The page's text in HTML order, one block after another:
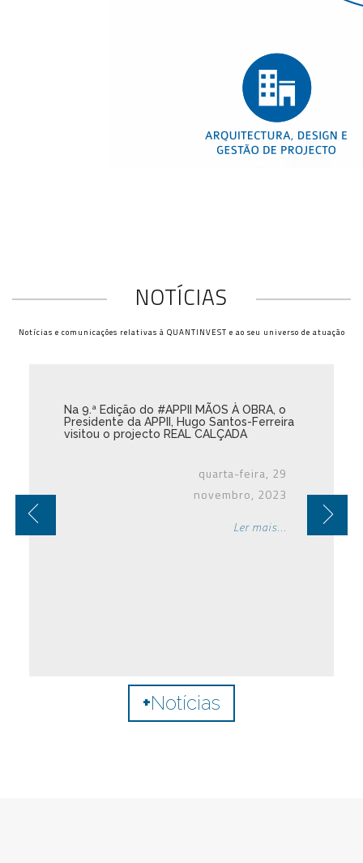
NOTÍCIAS
Notícias e comunicações relativas à QUANTINVEST e ao seu universo de atuação
Na 9.ª Edição do #APPII MÃOS À OBRA, o
Presidente da APPII, Hugo Santos-Ferreira
visitou o projecto REAL CALÇADA
quarta-feira, 29
novembro, 2023
Ler mais...
+Notícias